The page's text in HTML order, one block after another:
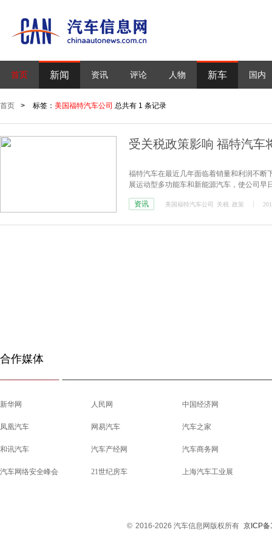
首页 新闻 资讯 评论 人物 新车 国内
首页 > 标签： 美国福特汽车公司 总共有 1 条记录
受关税政策影响 福特汽车
福特汽车在最近几年面临着销量和利润不断
展运动型多功能车和新能源汽车，使公司早
资讯 美国福特汽车公司 关税 政策
合作媒体
新华网 人民网 中国经济网
凤凰汽车 网易汽车 汽车之家
和讯汽车 汽车产经网 汽车商务网
汽车网络安全峰会 21世纪房车 上海汽车工业展
© 2016-2026 汽车信息网版权所有 京ICP